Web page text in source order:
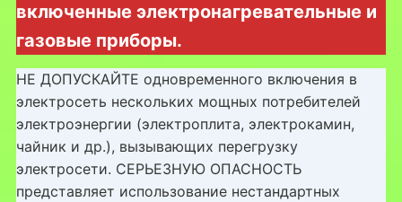
включенные электронагревательные и
газовые приборы.
НЕ ДОПУСКАЙТЕ одновременного включения в
электросеть нескольких мощных потребителей
электроэнергии (электроплита, электрокамин,
чайник и др.), вызывающих перегрузку
электросети. СЕРЬЕЗНУЮ ОПАСНОСТЬ
представляет использование нестандартных